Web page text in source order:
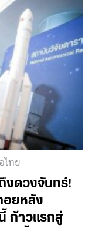
ไทย
งดวงจันทร์!
อยหลัง
ก้าวแรกสู่